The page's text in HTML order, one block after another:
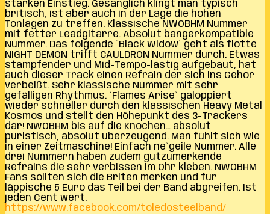
starken Einstieg. Gesanglich klingt man typisch
britisch, ist aber auch in der Lage die hohen
Tonlagen zu treffen. Klassische NWOBHM Nummer
mit fetter Leadgitarre. Absolut bangerkompatible
Nummer. Das folgende `Black Widow` geht als flotte
NIGHT DEMON trifft CAULDRON Nummer durch. Etwas
stampfender und Mid-Tempo-lastig aufgebaut, hat
auch dieser Track einen Refrain der sich ins Gehör
verbeißt. Sehr klassische Nummer mit sehr
gefälligen Rhythmus. `Flames Arise` galoppiert
wieder schneller durch den klassischen Heavy Metal
Kosmos und stellt den Höhepunkt des 3-Trackers
dar! NWOBHM bis auf die Knochen… absolut
puristisch, absolut überzeugend. Man fühlt sich wie
in einer Zeitmaschine! Einfach ne`geile Nummer. Alle
drei Nummern haben zudem gutzumerkende
Refrains die sehr verbissen im Ohr kleben. NWOBHM
Fans sollten sich die Briten merken und für
läppische 5 Euro das Teil bei der Band abgreifen. Ist
jeden Cent wert.
https://www.facebook.com/toledosteelband/